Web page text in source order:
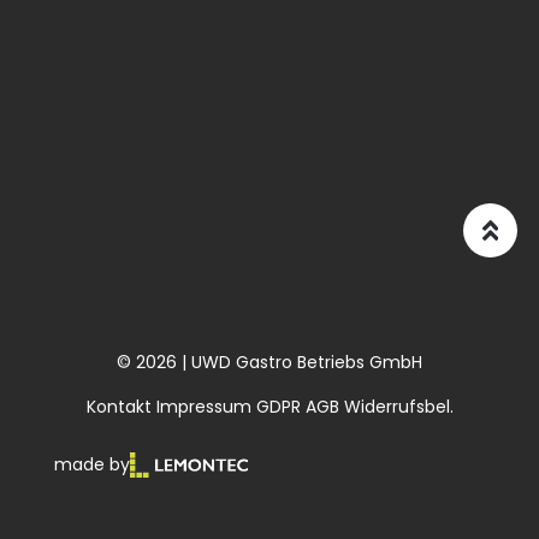
© 2026 | UWD Gastro Betriebs GmbH
Kontakt Impressum GDPR AGB Widerrufsbel.
made by